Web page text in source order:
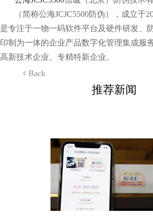
（简称公海JCJC5500防伪），成立于
是专注于一物一码软件平台及硬件研发、
印制为一体的企业产品数字化管理集成服
高新技术企业、专精特新企业。
Back
推荐新闻